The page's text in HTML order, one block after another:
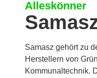
Alleskönner
Samasz gehört zu
Herstellern von
Kommunaltechnik.